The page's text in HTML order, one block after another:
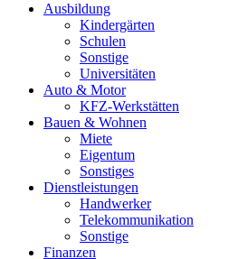
Ausbildung
Kindergärten
Schulen
Sonstige
Universitäten
Auto & Motor
KFZ-Werkstätten
Bauen & Wohnen
Miete
Eigentum
Sonstiges
Dienstleistungen
Handwerker
Telekommunikation
Sonstige
Finanzen